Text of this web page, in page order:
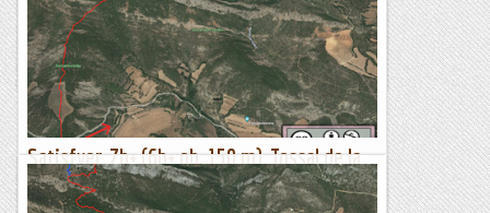
Nova, Coll des Molí des Vent)
TrailRunningMallorca – Correr por la isla de Mallorca
Satisfyer, 7b+ (6b+ ob, 150 m), Tossal de la
Feixa, Serrat del Coniller, Coll de Nargó